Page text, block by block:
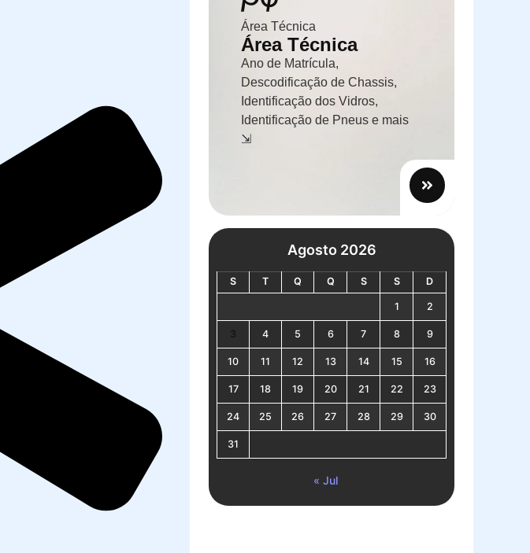
Área Técnica
Área Técnica
Ano de Matrícula,
Descodificação de Chassis,
Identificação dos Vidros,
Identificação de Pneus e mais
⇲
Agosto 2026
S T Q Q S S D
1 2
3 4 5 6 7 8 9
10 11 12 13 14 15 16
17 18 19 20 21 22 23
24 25 26 27 28 29 30
31
« Jul